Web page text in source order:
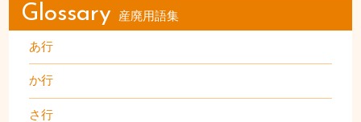
Glossary 産廃用語集
あ行
か行
さ行